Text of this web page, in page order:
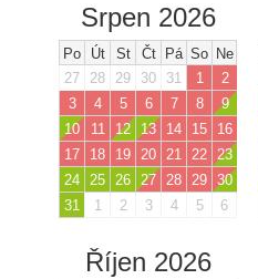
Srpen 2026
Po Út St Čt Pá So Ne
27
28 29 30 31 1
2
3
4 5 6 7 8
9
10
11 12 13 14 15
16
17
18 19 20 21 22
23
24
25 26 27 28 29 30
31
1 2 3 4 5 6
Říjen 2026